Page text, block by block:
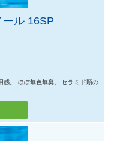
ル 16SP
感。 ほぼ無色無臭。 セラミド類の